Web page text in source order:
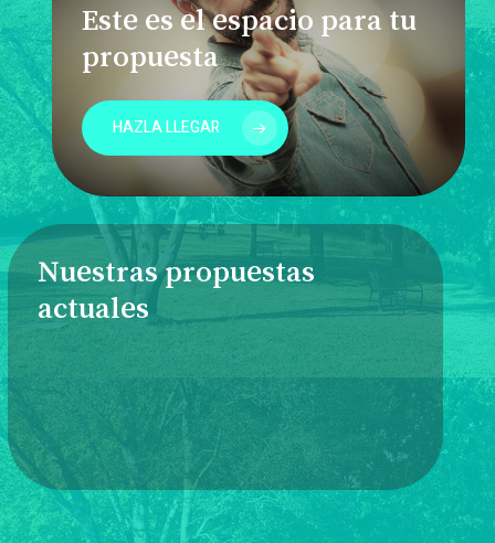
Este es el espacio para tu
propuesta
HAZLA LLEGAR
Nuestras propuestas
actuales